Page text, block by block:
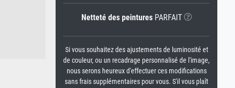
Netteté des peinturesPARFAIT
Si vous souhaitez des ajustements de luminosité et
de couleur, ou un recadrage personnalisé de l'image,
nous serons heureux d'effectuer ces modifications
sans frais supplémentaires pour vous. S'il vous plaît